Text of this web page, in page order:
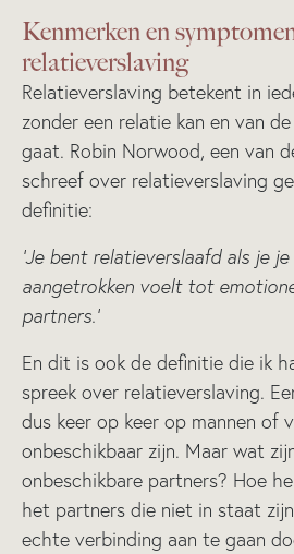
Kenmerken en
relatieverslaving
Relatieverslaving betekent in
zonder een relatie kan en van
gaat. Robin Norwood, een van
schreef over relatieverslaving
definitie:
‘Je bent relatieverslaafd als je
aangetrokken voelt tot
partners.’
En dit is ook de definitie die ik
spreek over relatieverslaving.
dus keer op keer op mannen of
onbeschikbaar zijn. Maar wat
onbeschikbare partners? Hoe
het partners die niet in staat
echte verbinding aan te gaan